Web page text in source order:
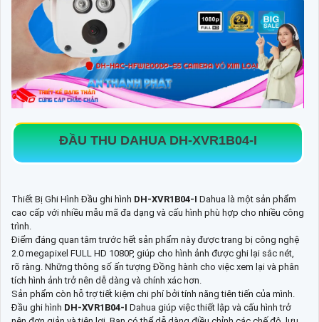
ĐẦU THU DAHUADH-XVR1B04-I
Thiết Bị Ghi Hình Đầu ghi hình DH-XVR1B04-I Dahua là một sản phẩm
cao cấp với nhiều mẫu mã đa dạng và cấu hình phù hợp cho nhiều công
trình.
Điểm đáng quan tâm trước hết sản phẩm này được trang bị công nghệ
2.0 megapixel FULL HD 1080P, giúp cho hình ảnh được ghi lại sắc nét,
rõ ràng. Những thông số ấn tượng Đồng hành cho việc xem lại và phân
tích hình ảnh trở nên dễ dàng và chính xác hơn.
Sản phẩm còn hỗ trợ tiết kiệm chi phí bởi tính năng tiên tiến của mình.
Đầu ghi hình DH-XVR1B04-I Dahua giúp việc thiết lập và cấu hình trở